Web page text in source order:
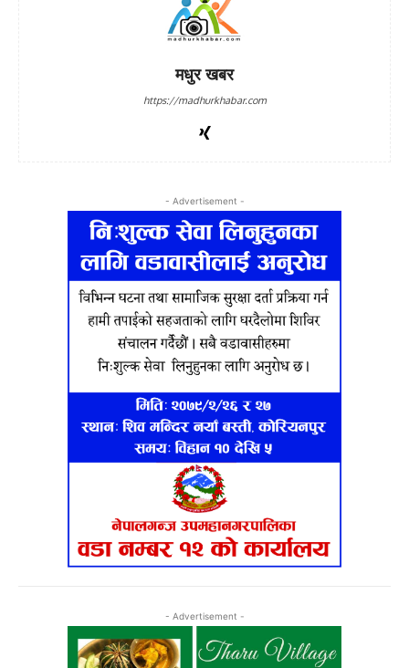
मधुर खबर
https://madhurkhabar.com
- Advertisement -
- Advertisement -